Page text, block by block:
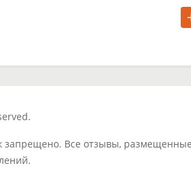
запрещено. Все отзывы,